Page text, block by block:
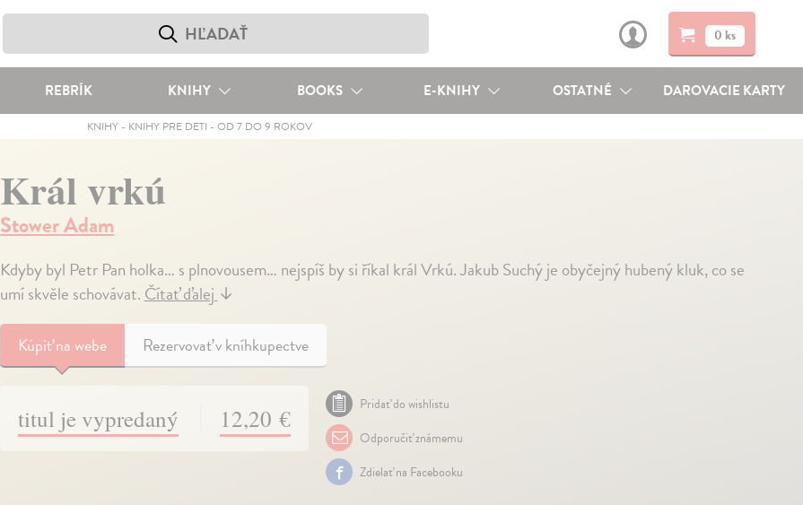
0 ks
REBRÍK KNIHY BOOKS E-KNIHY OSTATNÉ DAROVACIE KARTY
KNIHY - KNIHY PRE DETI -OD 7 DO 9 ROKOV
Král vrkú
Stower Adam
Kdyby byl Petr Pan holka… s plnovousem… nejspíš by si říkal král Vrkú. Jakub Suchý je obyčejný hubený kluk, co se
umí skvěle schovávat.Čítať ďalej↓
Kúpiťna webe Rezervovať v kníhkupectve
titul je vypredaný 12,20 €
Pridať do wishlistu
Odporučiť známemu
Zdielať na Facebooku